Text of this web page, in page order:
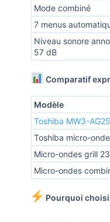
Mode combiné
7 menus
Niveau sonore
57 dB
Comparatif
Modèle
Toshiba MW3-
Toshiba micro-
Micro-ondes grill
Micro-ondes
Pourquoi